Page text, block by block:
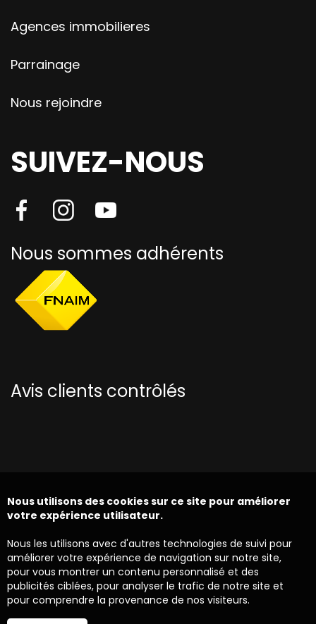
Agences immobilieres
Parrainage
Nous rejoindre
SUIVEZ-NOUS
Nous sommes adhérents
Avis clients contrôlés
Nous utilisons des cookies sur ce site pour améliorer
votre expérience utilisateur.
Nous les utilisons avec d'autres technologies de suivi pour
améliorer votre expérience de navigation sur notre site,
pour vous montrer un contenu personnalisé et des
publicités ciblées, pour analyser le trafic de notre site et
pour comprendre la provenance de nos visiteurs.